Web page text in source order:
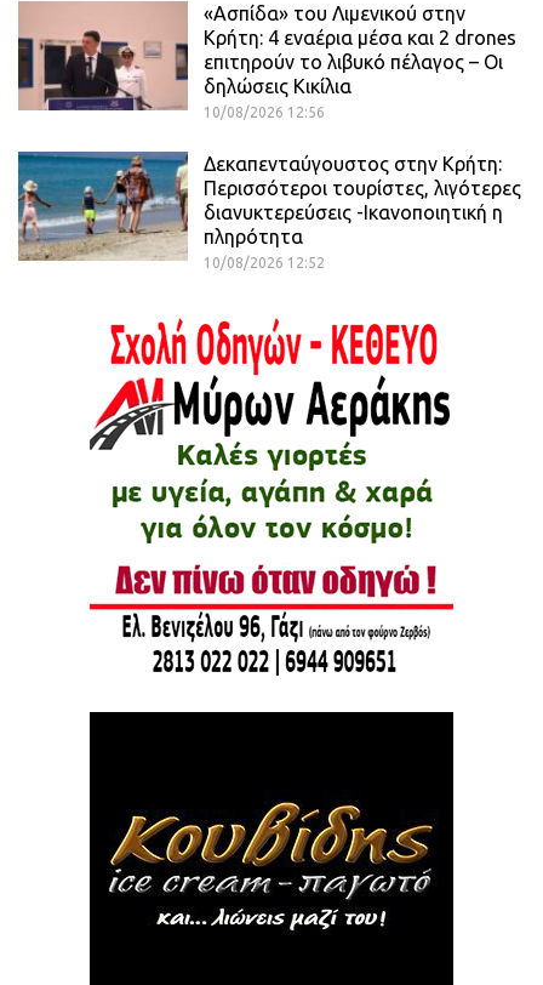
«Ασπίδα» του Λιμενικού στην
Κρήτη: 4 εναέρια μέσα και 2 drones
επιτηρούν το λιβυκό πέλαγος – Οι
δηλώσεις Κικίλια
10/08/2026 12:56
Δεκαπενταύγουστος στην Κρήτη:
Περισσότεροι τουρίστες, λιγότερες
διανυκτερεύσεις -Ικανοποιητική η
πληρότητα
10/08/2026 12:52